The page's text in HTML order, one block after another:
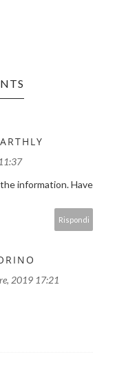
information. Have
Rispondi
2019 17:21